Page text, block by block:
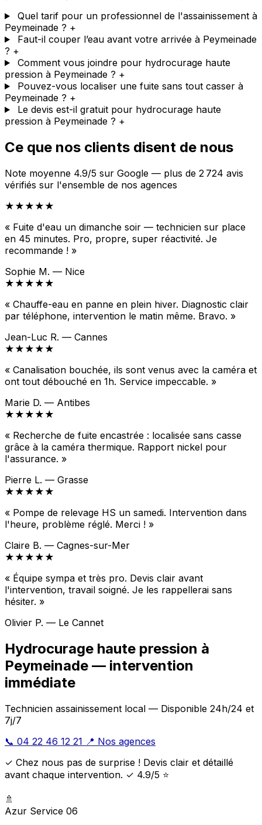
Quel tarif pour un professionnel de l'assainissement à
Peymeinade ? +
Faut-il couper l’eau avant votre arrivée à Peymeinade
? +
Comment vous joindre pour hydrocurage haute
pression à Peymeinade ? +
Pouvez-vous localiser une fuite sans tout casser à
Peymeinade ? +
Le devis est-il gratuit pour hydrocurage haute
pression à Peymeinade ? +
Ce que nos clients disent de nous
Note moyenne 4.9/5 sur Google — plus de 2 724 avis
vérifiés sur l'ensemble de nos agences
★★★★★
« Fuite d'eau un dimanche soir — technicien sur place
en 45 minutes. Pro, propre, super réactivité. Je
recommande ! »
Sophie M. — Nice
★★★★★
« Chauffe-eau en panne en plein hiver. Diagnostic clair
par téléphone, intervention le matin même. Bravo. »
Jean-Luc R. — Cannes
★★★★★
« Canalisation bouchée, ils sont venus avec la caméra et
ont tout débouché en 1h. Service impeccable. »
Marie D. — Antibes
★★★★★
« Recherche de fuite encastrée : localisée sans casse
grâce à la caméra thermique. Rapport nickel pour
l'assurance. »
Pierre L. — Grasse
★★★★★
« Pompe de relevage HS un samedi. Intervention dans
l'heure, problème réglé. Merci ! »
Claire B. — Cagnes-sur-Mer
★★★★★
« Équipe sympa et très pro. Devis clair avant
l'intervention, travail soigné. Je les rappellerai sans
hésiter. »
Olivier P. — Le Cannet
Hydrocurage haute pression à
Peymeinade — intervention
immédiate
Technicien assainissement local — Disponible 24h/24 et
7j/7
📞 04 22 46 12 21 📍 Nos agences
✓ Chez nous pas de surprise ! Devis clair et détaillé
avant chaque intervention. ✓ 4.9/5 ⭐
🚿
Azur Service 06